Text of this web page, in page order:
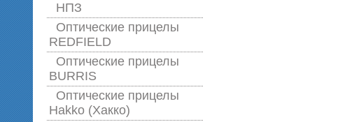
НПЗ
Оптические прицелы
REDFIELD
Оптические прицелы
BURRIS
Оптические прицелы
Hakko (Хакко)